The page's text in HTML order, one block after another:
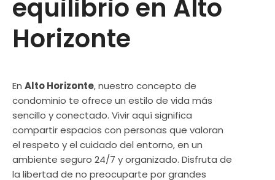
equilibrio en Alto
Horizonte
En Alto Horizonte, nuestro concepto de
condominio te ofrece un estilo de vida más
sencillo y conectado. Vivir aquí significa
compartir espacios con personas que valoran
el respeto y el cuidado del entorno, en un
ambiente seguro 24/7 y organizado. Disfruta de
la libertad de no preocuparte por grandes